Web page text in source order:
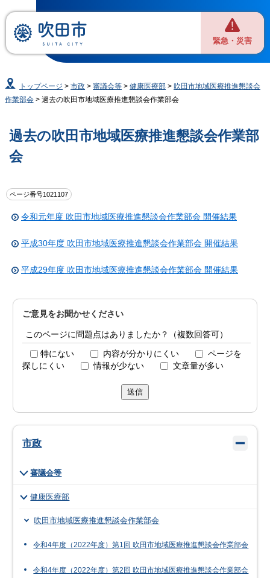
緊急・災害
トップページ >市政 >審議会等 >健康医療部 > 吹田市地域医療推進懇談会
作業部会 > 過去の吹田市地域医療推進懇談会作業部会
過去の吹田市地域医療推進懇談会作業部
会
ページ番号1021107
令和元年度 吹田市地域医療推進懇談会作業部会 開催結果
平成30年度 吹田市地域医療推進懇談会作業部会 開催結果
平成29年度 吹田市地域医療推進懇談会作業部会 開催結果
ご意見をお聞かせください
このページに問題点はありましたか？（複数回答可）
特にない 内容が分かりにくい
ページを
探しにくい
情報が少ない 文章量が多い
送信
市政
審議会等
健康医療部
吹田市地域医療推進懇談会作業部会
令和4年度（2022年度）第1回 吹田市地域医療推進懇談会作業部会
令和4年度（2022年度）第2回 吹田市地域医療推進懇談会作業部会